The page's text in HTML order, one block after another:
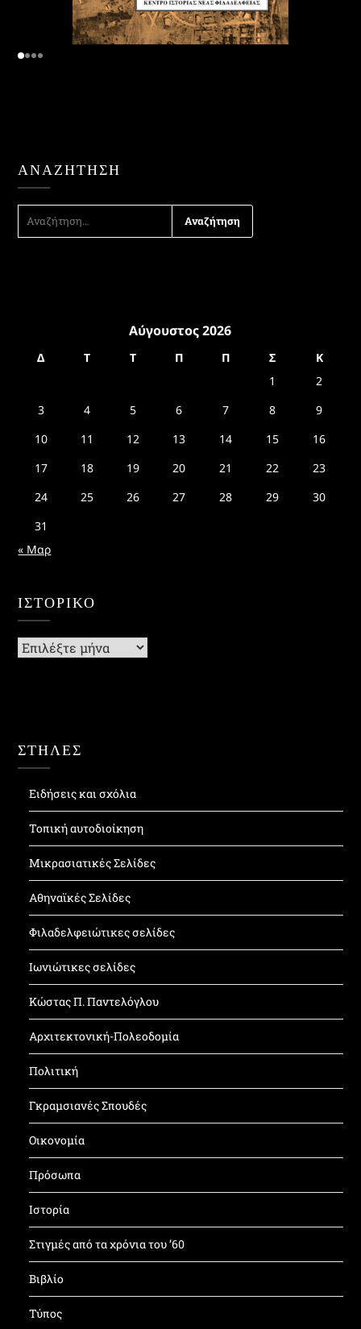
ΑΝΑΖΉΤΗΣΗ
ΑΝΑΖΉΤΗΣΗ
ΓΙΑ:
Αύγουστος 2026
Δ Τ Τ Π Π Σ
Κ
1
2
3
4 5 6 7 8
9
10
11 12 13 14 15
16
17
18 19 20 21 22
23
24
25 26 27 28 29
30
31
« Μαρ
ΙΣΤΟΡΙΚΌ
Ιστορικό
ΣΤΗΛΕΣ
Ειδήσεις και σχόλια
Τοπική αυτοδιοίκηση
Μικρασιατικές Σελίδες
Αθηναϊκές Σελίδες
Φιλαδελφειώτικες σελίδες
Ιωνιώτικες σελίδες
Κώστας Π. Παντελόγλου
Αρχιτεκτονική-Πολεοδομία
Πολιτική
Γκραμσιανές Σπουδές
Οικονομία
Πρόσωπα
Ιστορία
Στιγμές από τα χρόνια του ’60
Βιβλίο
Τύπος